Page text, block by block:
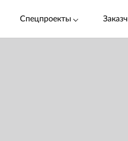
Спецпроекты